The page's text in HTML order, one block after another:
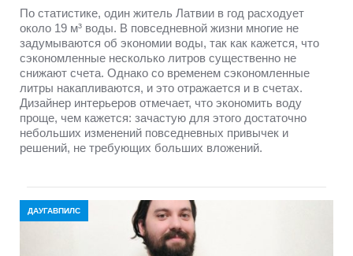
По статистике, один житель Латвии в год расходует
около 19 м³ воды. В повседневной жизни многие не
задумываются об экономии воды, так как кажется, что
сэкономленные несколько литров существенно не
снижают счета. Однако со временем сэкономленные
литры накапливаются, и это отражается и в счетах.
Дизайнер интерьеров отмечает, что экономить воду
проще, чем кажется: зачастую для этого достаточно
небольших изменений повседневных привычек и
решений, не требующих больших вложений.
ДАУГАВПИЛС